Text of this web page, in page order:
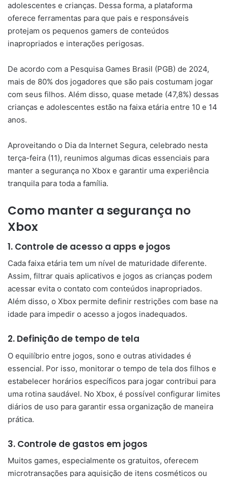
adolescentes e crianças. Dessa forma, a plataforma
oferece ferramentas para que pais e responsáveis
protejam os pequenos gamers de conteúdos
inapropriados e interações perigosas.
De acordo com a Pesquisa Games Brasil (PGB) de 2024,
mais de 80% dos jogadores que são pais costumam jogar
com seus filhos. Além disso, quase metade (47,8%) dessas
crianças e adolescentes estão na faixa etária entre 10 e 14
anos.
Aproveitando o Dia da Internet Segura, celebrado nesta
terça-feira (11), reunimos algumas dicas essenciais para
manter a segurança no Xbox e garantir uma experiência
tranquila para toda a família.
Como manter a segurança no
Xbox
1. Controle de acesso a apps e jogos
Cada faixa etária tem um nível de maturidade diferente.
Assim, filtrar quais aplicativos e jogos as crianças podem
acessar evita o contato com conteúdos inapropriados.
Além disso, o Xbox permite definir restrições com base na
idade para impedir o acesso a jogos inadequados.
2. Definição de tempo de tela
O equilíbrio entre jogos, sono e outras atividades é
essencial. Por isso, monitorar o tempo de tela dos filhos e
estabelecer horários específicos para jogar contribui para
uma rotina saudável. No Xbox, é possível configurar limites
diários de uso para garantir essa organização de maneira
prática.
3. Controle de gastos em jogos
Muitos games, especialmente os gratuitos, oferecem
microtransações para aquisição de itens cosméticos ou